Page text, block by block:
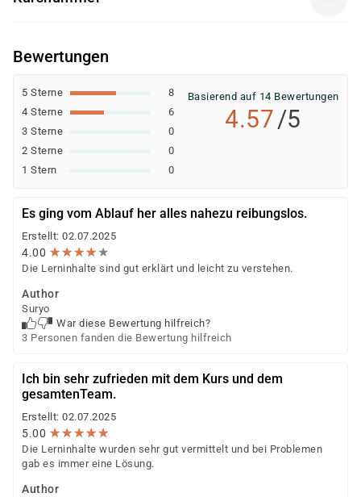
Agentur für Arbeit (Bildungsgutschein nach SGB II
oder SGB III)
Jobcenter (können eine Förderung empfehlen
bzw. veranlassen; die Ausstellung des
Bildungsgutscheins erfolgt durch die Agentur für
Arbeit)
Europäischer Sozialfonds (ESF)
Weitere öffentliche oder private Kostenträger
Ob eine Förderung oder Kostenübernahme möglich ist,
entscheidet der jeweilige Kostenträger nach einer
individuellen Prüfung Ihrer persönlichen
Voraussetzungen und Förderfähigkeit.
Bewertungen
5 Sterne
8
4 Sterne
6
3 Sterne
0
2 Sterne
0
1 Stern
0
Basierend auf 14 Bewertungen
4.57/5
Es ging vom Ablauf her alles nahezu reibungslos.
Erstellt: 02.07.2025
4.00 ★★★★★
★★★★★
Die Lerninhalte sind gut erklärt und leicht zu verstehen.
Author
Suryo
War diese Bewertung hilfreich?
3 Personen fanden die Bewertung hilfreich
Ich bin sehr zufrieden mit dem Kurs und dem
gesamtenTeam.
Erstellt: 02.07.2025
5.00 ★★★★★
★★★★★
Die Lerninhalte wurden sehr gut vermittelt und bei Problemen
gab es immer eine Lösung.
Author